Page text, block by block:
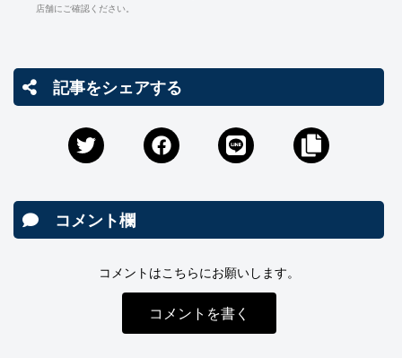
店舗にご確認ください。
記事をシェアする
コメント欄
コメントはこちらにお願いします。
コメントを書く